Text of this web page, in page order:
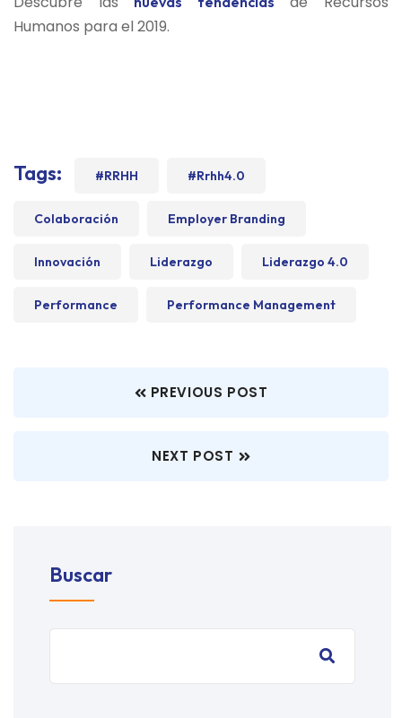
Humanos para el 2019.
Tags: #RRHH #rrhh4.0
Colaboración Employer Branding
Innovación Liderazgo Liderazgo 4.0
Performance Performance Management
PREVIOUS POST
NEXT POST
Buscar